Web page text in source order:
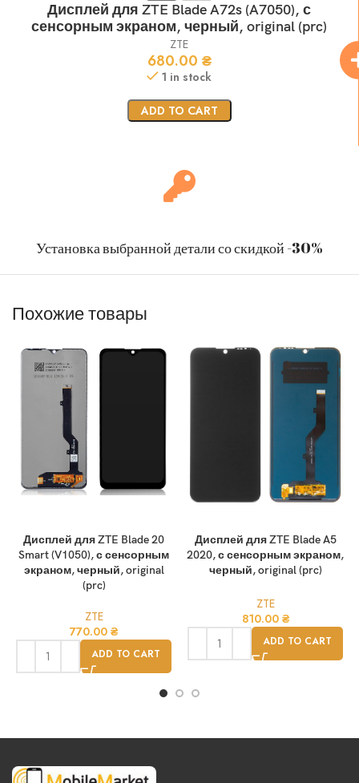
Дисплей для ZTE Blade A72s (A7050), с
сенсорным экраном, черный, original (prc)
ZTE
680.00 ₴
1 in stock
ADD TO CART
Установка выбранной детали со скидкой -30%
Похожие товары
Дисплей для ZTE Blade 20
Smart (V1050), с сенсорным
экраном, черный, original
(prc)
ZTE
770.00 ₴
ADD TO CART
Дисплей для ZTE Blade A5
2020, с сенсорным экраном,
черный, original (prc)
ZTE
810.00 ₴
ADD TO CART